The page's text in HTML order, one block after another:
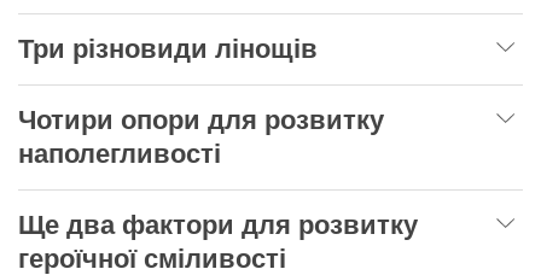
Три різновиди лінощів
Чотири опори для розвитку
наполегливості
Ще два фактори для розвитку
героїчної сміливості